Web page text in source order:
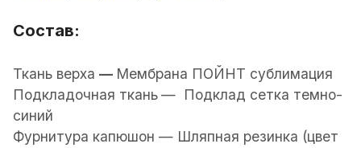
Состав:
Ткань верха — Мембрана ПОЙНТ сублимация
Подкладочная ткань— Подклад сетка темно-
синий
Фурнитура капюшон — Шляпная резинка (цвет